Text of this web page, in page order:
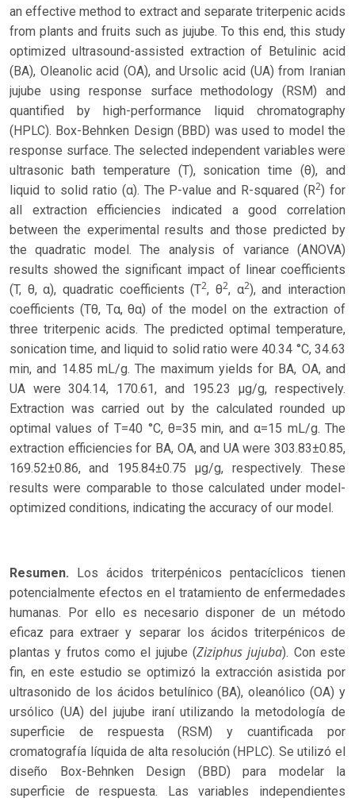
an effective method to extract and separate triterpenic acids
from plants and fruits such as jujube. To this end, this study
optimized ultrasound-assisted extraction of Betulinic acid
(BA), Oleanolic acid (OA), and Ursolic acid (UA) from Iranian
jujube using response surface methodology (RSM) and
quantified by high-performance liquid chromatography
(HPLC). Box-Behnken Design (BBD) was used to model the
response surface. The selected independent variables were
ultrasonic bath temperature (T), sonication time (θ), and
liquid to solid ratio (α). The P-value and R-squared (R2) for
all extraction efficiencies indicated a good correlation
between the experimental results and those predicted by
the quadratic model. The analysis of variance (ANOVA)
results showed the significant impact of linear coefficients
(T, θ, α), quadratic coefficients (T2, θ2, α2), and interaction
coefficients (Tθ, Tα, θα) of the model on the extraction of
three triterpenic acids. The predicted optimal temperature,
sonication time, and liquid to solid ratio were 40.34 °C, 34.63
min, and 14.85 mL/g. The maximum yields for BA, OA, and
UA were 304.14, 170.61, and 195.23 µg/g, respectively.
Extraction was carried out by the calculated rounded up
optimal values of T=40 °C, θ=35 min, and α=15 mL/g. The
extraction efficiencies for BA, OA, and UA were 303.83±0.85,
169.52±0.86, and 195.84±0.75 µg/g, respectively. These
results were comparable to those calculated under model-
optimized conditions, indicating the accuracy of our model.
Resumen. Los ácidos triterpénicos pentacíclicos tienen
potencialmente efectos en el tratamiento de enfermedades
humanas. Por ello es necesario disponer de un método
eficaz para extraer y separar los ácidos triterpénicos de
plantas y frutos como el jujube (Ziziphus jujuba). Con este
fin, en este estudio se optimizó la extracción asistida por
ultrasonido de los ácidos betulínico (BA), oleanólico (OA) y
ursólico (UA) del jujube iraní utilizando la metodología de
superficie de respuesta (RSM) y cuantificada por
cromatografía líquida de alta resolución (HPLC). Se utilizó el
diseño Box-Behnken Design (BBD) para modelar la
superficie de respuesta. Las variables independientes